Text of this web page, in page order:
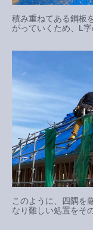
積み重ねてある鋼板
がっていくため、L
このように、四隅を
なり難しい処置をそ